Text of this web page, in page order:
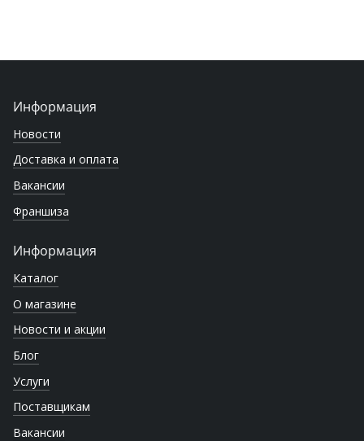
Информация
Новости
Доставка и оплата
Вакансии
Франшиза
Информация
Каталог
О магазине
Новости и акции
Блог
Услуги
Поставщикам
Вакансии